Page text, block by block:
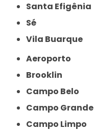
Santa Efigênia
Sé
Vila Buarque
Aeroporto
Brooklin
Campo Belo
Campo Grande
Campo Limpo